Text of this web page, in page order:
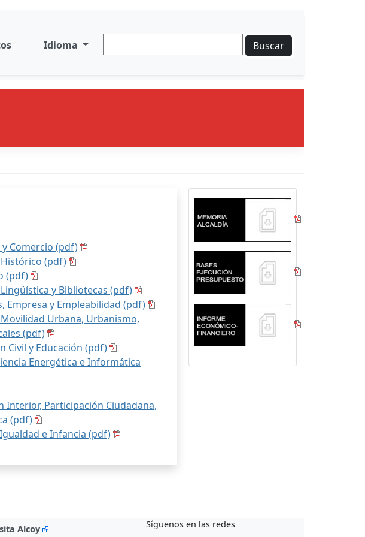
Idioma Buscar
Comercio (pdf)
(pdf)
(pdf)
y Bibliotecas (pdf)
Empresa y Empleabilidad (pdf)
Urbana, Urbanismo,
(pdf)
Civil y Educación (pdf)
Energética e Informática
Interior, Participación Ciudadana,
(pdf)
e Infancia (pdf)
Alcoy Síguenos en las redes